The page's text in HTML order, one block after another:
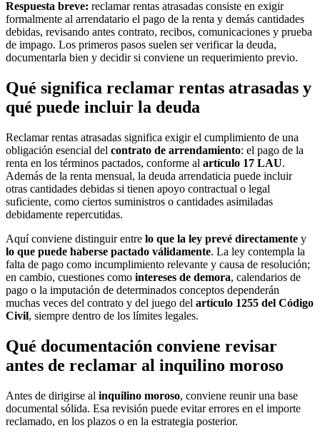
Respuesta breve: reclamar rentas atrasadas consiste en exigir
formalmente al arrendatario el pago de la renta y demás cantidades
debidas, revisando antes contrato, recibos, comunicaciones y prueba
de impago. Los primeros pasos suelen ser verificar la deuda,
documentarla bien y decidir si conviene un requerimiento previo.
Qué significa reclamar rentas atrasadas y
qué puede incluir la deuda
Reclamar rentas atrasadas significa exigir el cumplimiento de una
obligación esencial del contrato de arrendamiento: el pago de la
renta en los términos pactados, conforme al artículo 17 LAU.
Además de la renta mensual, la deuda arrendaticia puede incluir
otras cantidades debidas si tienen apoyo contractual o legal
suficiente, como ciertos suministros o cantidades asimiladas
debidamente repercutidas.
Aquí conviene distinguir entre lo que la ley prevé directamente y
lo que puede haberse pactado válidamente. La ley contempla la
falta de pago como incumplimiento relevante y causa de resolución;
en cambio, cuestiones como intereses de demora, calendarios de
pago o la imputación de determinados conceptos dependerán
muchas veces del contrato y del juego del artículo 1255 del Código
Civil, siempre dentro de los límites legales.
Qué documentación conviene revisar
antes de reclamar al inquilino moroso
Antes de dirigirse al inquilino moroso, conviene reunir una base
documental sólida. Esa revisión puede evitar errores en el importe
reclamado, en los plazos o en la estrategia posterior.